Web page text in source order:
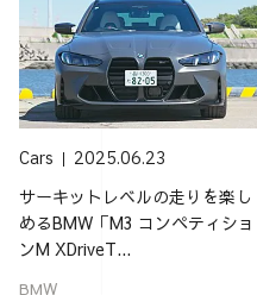
Cars 2025.06.23
サーキットレベルの走りを楽し
めるBMW「M3 コンペティショ
ンM XDriveT...
BMW